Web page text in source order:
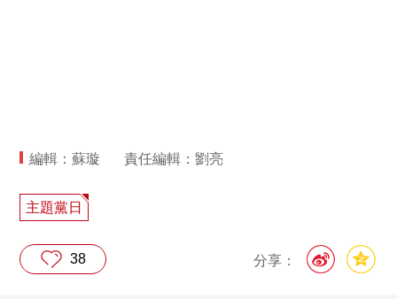
編輯：蘇璇 責任編輯：劉亮
主題黨日
分享：
38